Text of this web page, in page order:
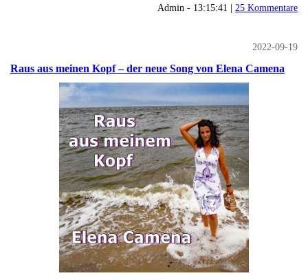
Admin - 13:15:41 | 25 Kommentare
2022-09-19
Raus aus meinen Kopf – der neue Song von Elena Camena